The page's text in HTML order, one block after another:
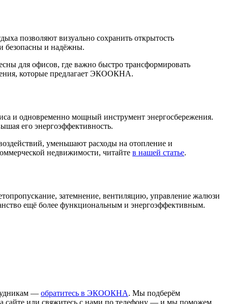
позволяют визуально сохранить открытость
безопасны и надёжны.
для офисов, где важно быстро трансформировать
которые предлагает ЭКООКНА.
и одновременно мощный инструмент энергосбережения.
его энергоэффективность.
уменьшают расходы на отопление и
недвижимости, читайте в нашей статье.
затемнение, вентиляцию, управление жалюзи
ещё более функциональным и энергоэффективным.
— обратитесь в ЭКООКНА. Мы подберём
сайте или свяжитесь с нами по телефону — и мы поможем